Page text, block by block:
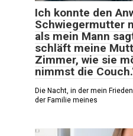
Ich konnte den
Schwiegermutter
als mein Mann
schläft meine
Zimmer, wie sie
nimmst die
Die Nacht, in der mein
der Familie meines